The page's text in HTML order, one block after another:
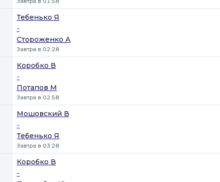
Тебенько Я
-
Стороженко А
Завтра в 02:28
Коробко В
-
Потапов М
Завтра в 02:58
Мошовский В
-
Тебенько Я
Завтра в 03:28
Коробко В
-